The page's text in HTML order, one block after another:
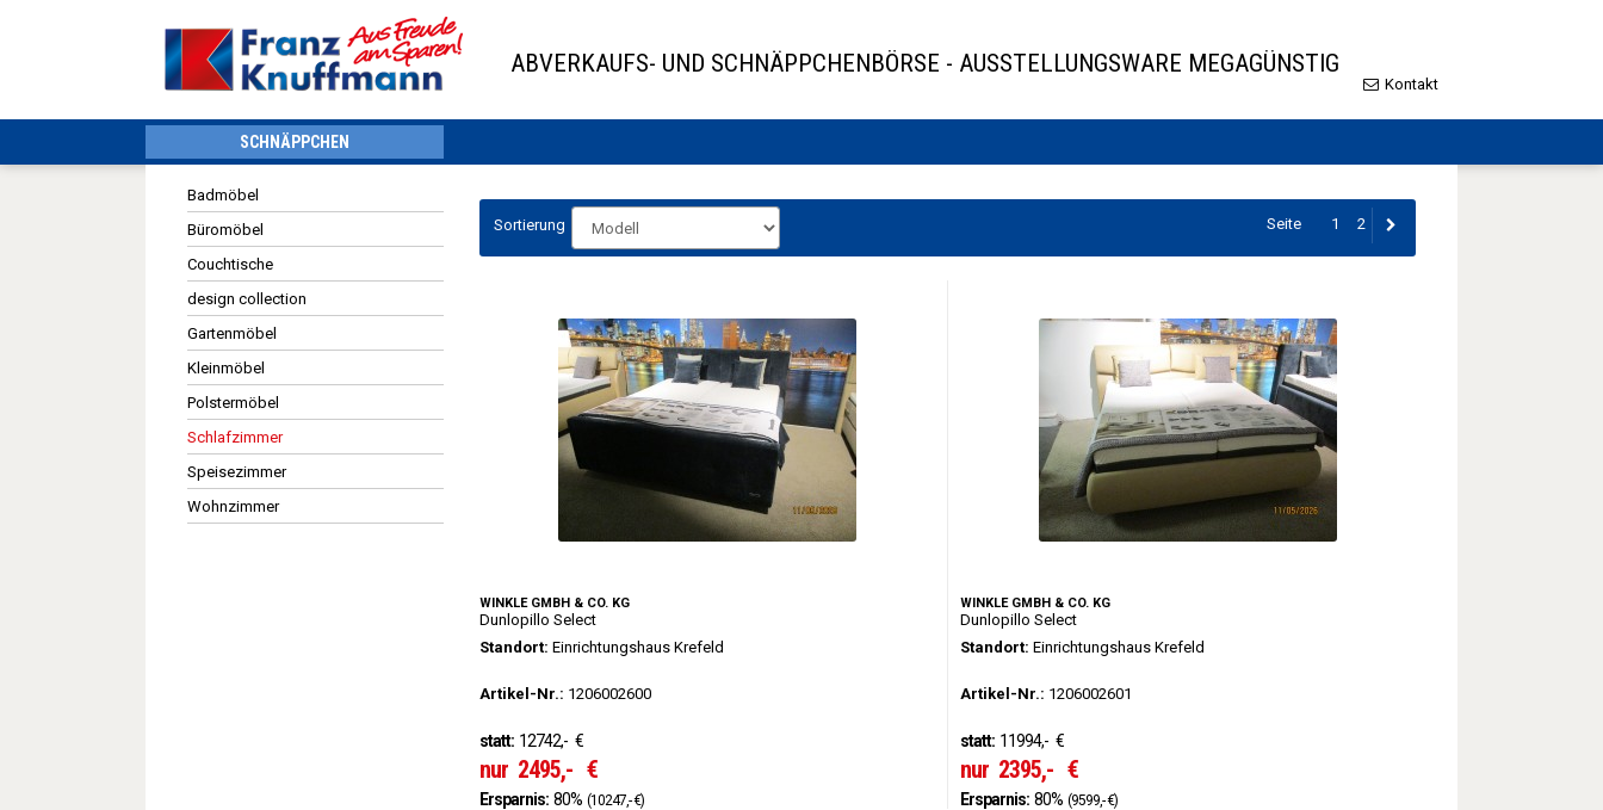
ABVERKAUFS- UND SCHNÄPPCHENBÖRSE - AUSSTELLUNGSWARE MEGAGÜNSTIG
Kontakt
SCHNÄPPCHEN
Badmöbel
Büromöbel
Couchtische
design collection
Gartenmöbel
Kleinmöbel
Polstermöbel
Schlafzimmer
Speisezimmer
Wohnzimmer
Sortierung Seite 1 2
WINKLE GMBH & CO. KG
Dunlopillo Select
Standort: Einrichtungshaus Krefeld
Artikel-Nr.: 1206002600
statt: 12742,- €
nur 2495,- €
Ersparnis: 80% (10247,- €)
WINKLE GMBH & CO. KG
Dunlopillo Select
Standort: Einrichtungshaus Krefeld
Artikel-Nr.: 1206002601
statt: 11994,- €
nur 2395,- €
Ersparnis: 80% (9599,- €)